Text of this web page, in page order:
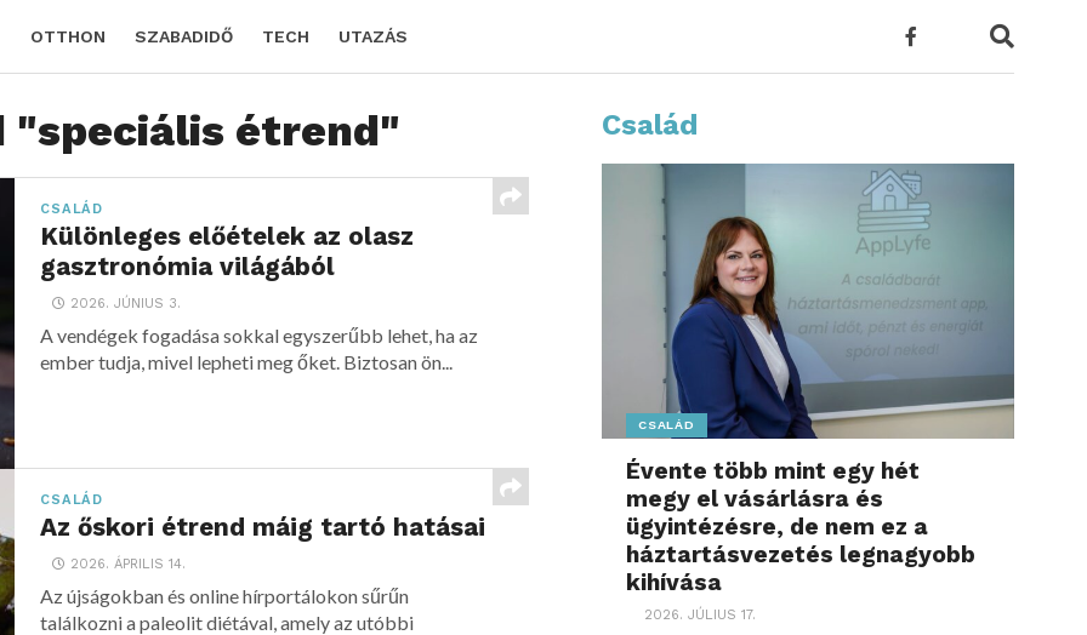
OTTHON SZABADIDŐ TECH UTAZÁS
"speciális étrend"
CSALÁD
Különleges előételek az olasz
gasztronómia világából
2026. JÚNIUS 3.
A vendégek fogadása sokkal egyszerűbb lehet, ha az
ember tudja, mivel lepheti meg őket. Biztosan ön...
CSALÁD
Az őskori étrend máig tartó hatásai
2026. ÁPRILIS 14.
Az újságokban és online hírportálokon sűrűn
találkozni a paleolit diétával, amely az utóbbi
Család
CSALÁD
Évente több mint egy hét
megy el vásárlásra és
ügyintézésre, de nem ez a
háztartásvezetés legnagyobb
kihívása
2026. JÚLIUS 17.